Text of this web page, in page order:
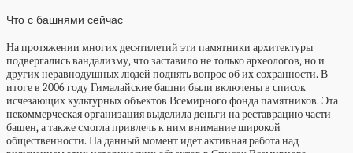
Что с башнями сейчас
На протяжении многих десятилетий эти памятники архитектуры
подвергались вандализму, что заставило не только археологов, но и
других неравнодушных людей поднять вопрос об их сохранности. В
итоге в 2006 году Гималайские башни были включены в список
исчезающих культурных объектов Всемирного фонда памятников. Эта
некоммерческая организация выделила деньги на реставрацию части
башен, а также смогла привлечь к ним внимание широкой
общественности. На данный момент идет активная работа над